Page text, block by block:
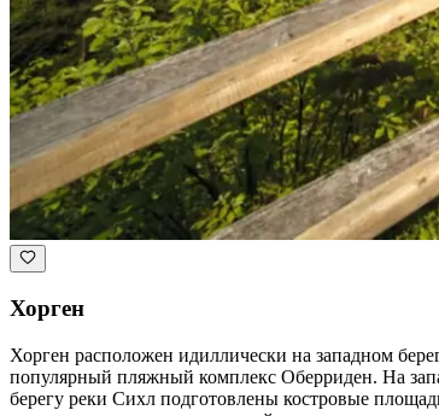
Хорген
Хорген расположен идиллически на западном
популярный пляжный комплекс Оберриден. На
берегу реки Сихл подготовлены костровые